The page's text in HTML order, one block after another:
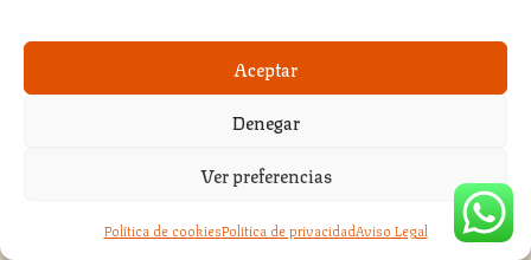
Aceptar
Denegar
Ver preferencias
Política de cookiesPolítica de privacidadAviso Legal